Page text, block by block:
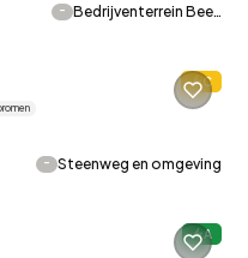
- Bedrijventerrein Bee…
C
- Steenweg en omgeving
A